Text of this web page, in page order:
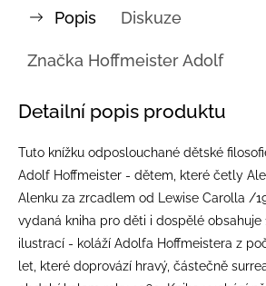
Popis Diskuze
Značka Hoffmeister Adolf
Detailní popis produktu
Tuto knížku odposlouchané dětské
Adolf Hoffmeister - dětem, které četly
Alenku za zrcadlem od Lewise Carolla /
vydaná kniha pro děti i dospělé obsahuje
ilustrací - koláží Adolfa Hoffmeistera z
let, které doprovází hravý, částečně